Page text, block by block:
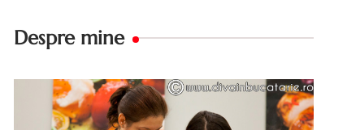
Despre mine